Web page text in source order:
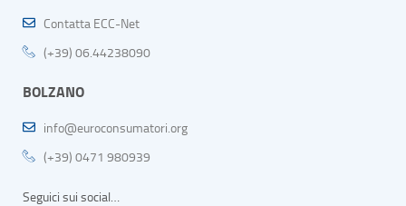
Contatta ECC-Net
(+39) 06.44238090
BOLZANO
info@euroconsumatori.org
(+39) 0471 980939
Seguici sui social…